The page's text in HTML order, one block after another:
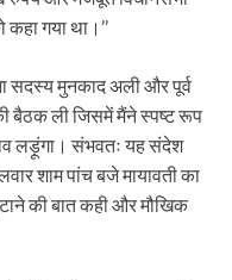
गया था।’’
सदस्य मुनकाद अली और पूर्व
बैठक ली जिसमें मैंने स्पष्ट रूप
लड़ूंगा। संभवतः यह संदेश
शाम पांच बजे मायावती का
की बात कही और मौखिक